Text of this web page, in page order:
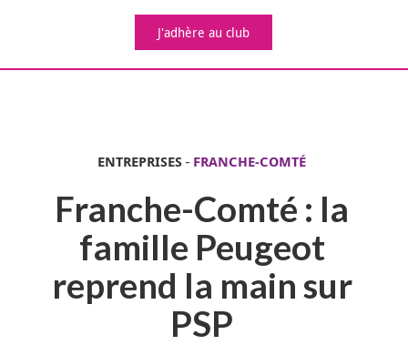
J'adhèreau club
ENTREPRISES - FRANCHE-COMTÉ
Franche-Comté : la
famille Peugeot
reprend la main sur
PSP